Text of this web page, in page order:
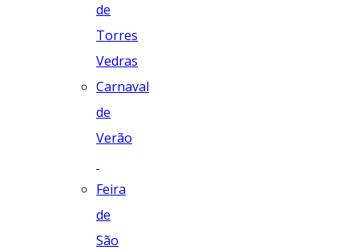
de
Torres
Vedras
Carnaval
de
Verão
Feira
de
São